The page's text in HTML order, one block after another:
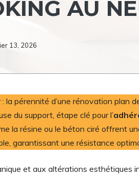
AU
13, 2026
: la pérennité d’une rénovation plan
du support, étape clé pour l’
la résine ou le béton ciré offrent
garantissant une résistance
et aux altérations